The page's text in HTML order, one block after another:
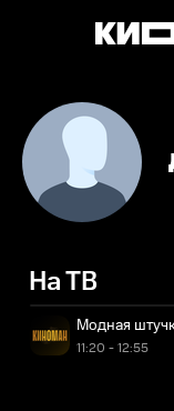
На ТВ
Модная
11:20 - 12:55